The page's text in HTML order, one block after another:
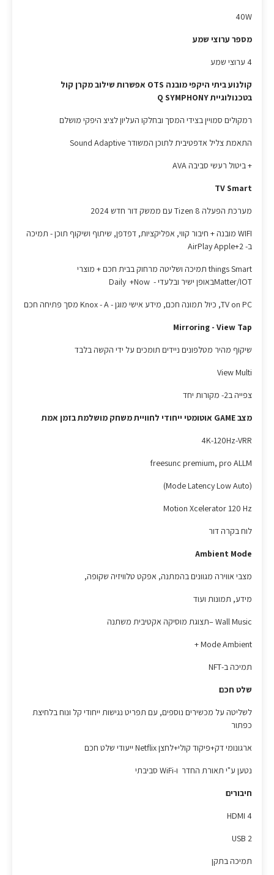
40W
מספר ערוצי שמע
4 ערוצי שמע
קולנוע ביתי היקפי מובנה OTS אפשרות שילוב מקרן קול
בטכנולוגיית Q SYMPHONY
רמקולים סמויין בצידי המסך ובחלקו העליון לציצ היפקי מושלם
התאמת צליל אדפטיבית לתוכן המשודר Sound Adaptive
+ ביטול רעשי סביבה AVA
TV Smart
מערכת הפעלה 8 Tizen עם ממשק דור חדש 2024
WIFI מובנה + חיבור קווי, אפליקציות, דפדפן, שיתוף ושיקוף תוכן - תמיכה
ב- 2+AirPlay Apple
things Smart תמיכה ושליטה מרחוק בבית חכם + מוצרי
Matter/IOTבאופן ישיר ובלעדי - Daily +Now
TV on PC, כיול תמונה חכם, מידע אישי מוגן - Knox - A מסך פתיחה חכם
Mirroring - View Tap
שיקוף מהיר מטלפונים ניידים תומכים על ידי הקשה בלבד
View Multi
צפייה ב2- מקורות יחד
מצב GAME אוטומטי ייחודי לחוויית משחק מושלמת בזמן אמת
4K-120Hz-VRR
freesunc premium, pro ALLM
(Mode Latency Low Auto)
Motion Xcelerator 120 Hz
לוח בקרה דור
Ambient Mode
מצבי אווירה מגוונים בהמתנה, אפקט טלוויזיה שקופה,
מידע, תמונות ועוד
Wall Music –תצוגת מוסיקה אקטיבית משתנה
Mode Ambient +
תמיכה ב-NFT
שלט חכם
לשליטה על מכשירים נוספים, עם תפריט נגישות ייחודי קל ונוח בלחיצת
כפתור
ארגונומי דק+פיקוד קולי+לחצן Netflix ייעודי שלט חכם
נטען ע"י תאורת החדר ו-WiFi סביבתי
חיבורים
HDMI 4
USB 2
תמיכה בתקן